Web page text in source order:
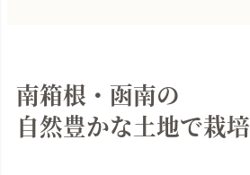
南箱根・函南の
自然豊かな土地で栽培